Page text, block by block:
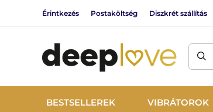
Érintkezés Postaköltség Diszkrét szállítás
BESTSELLEREK VIBRÁTOROK